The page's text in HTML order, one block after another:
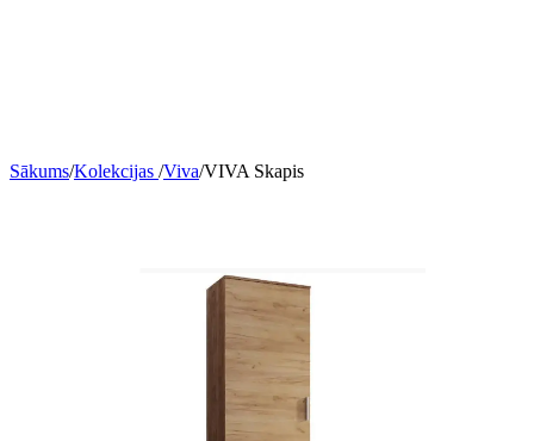
Sākums/Kolekcijas /Viva/VIVA Skapis